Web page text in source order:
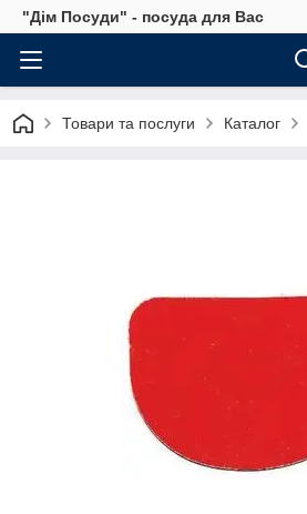
"Дім Посуди" - посуда для Вас
Товари та послуги Каталог